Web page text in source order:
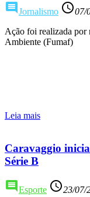
comment Jornalismo access_time07/
Ação foi realizada
Ambiente (Fumaf)
Leia mais
Caravaggio
Série B
comment Esporte access_time23/07/